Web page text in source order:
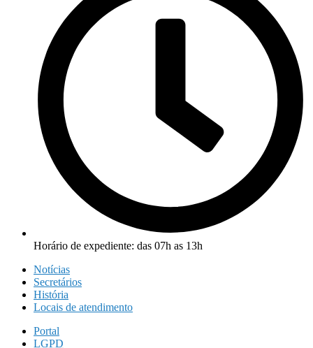
Horário de expediente: das 07h as 13h
Notícias
Secretários
História
Locais de atendimento
Portal
LGPD